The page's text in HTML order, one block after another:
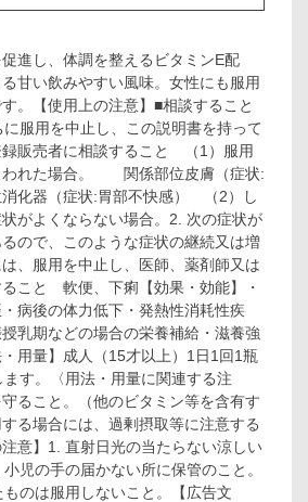
促進し、体調を整えるビタミンE配
甘い飲みやすい風味。女性にも服用
。【使用上の注意】■相談すること
服用を中止し、この説明書を持って
録販売者に相談すること （1）服用
われた場合。 関係部位皮膚（症状:
器（症状:胃部不快感） （2）し
がよくならない場合。2. 次の症状が
ので、このような症状の継続又は増
、服用を中止し、医師、薬剤師又は
こと 軟便、下痢【効果・効能】・
病後の体力低下・発熱性消耗性疾
乳期などの場合の栄養補給・滋養強
用量】成人（15才以上）1日1回1瓶
ます。〈用法・用量に関連する注
ること。（他のビタミン等を含有す
る場合には、過剰摂取等に注意する
意】1. 直射日光の当たらない涼しい
児の手の届かない所に保管のこと。
のは服用しないこと。【広告文